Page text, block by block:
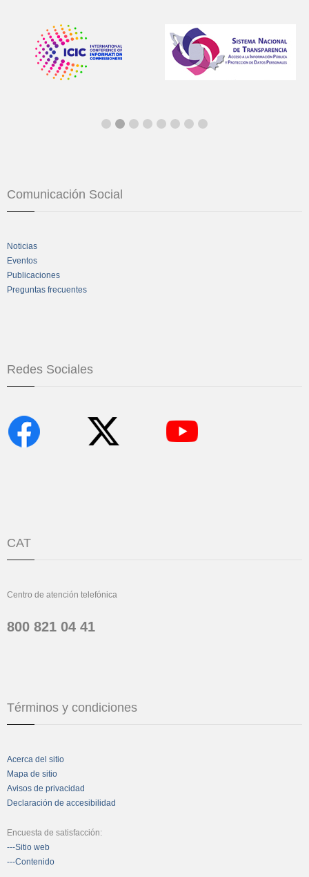
Comunicación Social
Noticias
Eventos
Publicaciones
Preguntas frecuentes
Redes Sociales
CAT
Centro de atención telefónica
800 821 04 41
Términos y condiciones
Acerca del sitio
Mapa de sitio
Avisos de privacidad
Declaración de accesibilidad
Encuesta de satisfacción:
---Sitio web
---Contenido